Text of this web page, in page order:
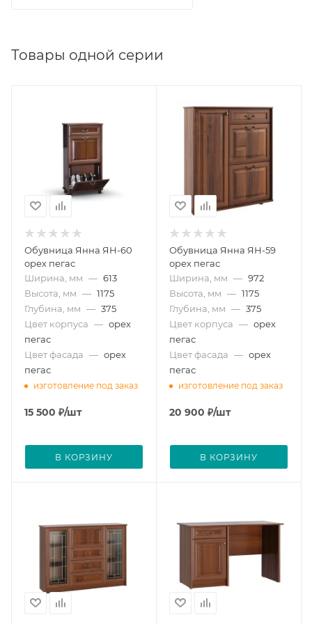
Товары одной серии
Обувница Янна ЯН-60
орех пегас
Ширина, мм — 613
Высота, мм — 1175
Глубина, мм — 375
Цвет корпуса — орех
пегас
Цвет фасада — орех
пегас
изготовление под заказ
15 500 ₽/шт
В КОРЗИНУ
Обувница Янна ЯН-59
орех пегас
Ширина, мм — 972
Высота, мм — 1175
Глубина, мм — 375
Цвет корпуса — орех
пегас
Цвет фасада — орех
пегас
изготовление под заказ
20 900 ₽/шт
В КОРЗИНУ